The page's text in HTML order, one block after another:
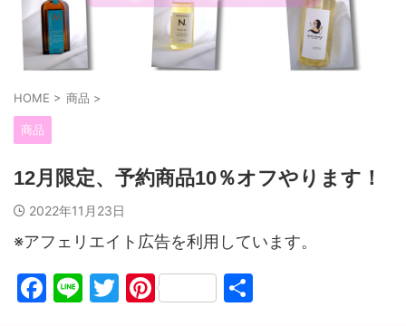
HOME > 商品 >
商品
12月限定、予約商品10％オフやります！
2022年11月23日
※アフェリエイト広告を利用しています。
F
Li T Pi